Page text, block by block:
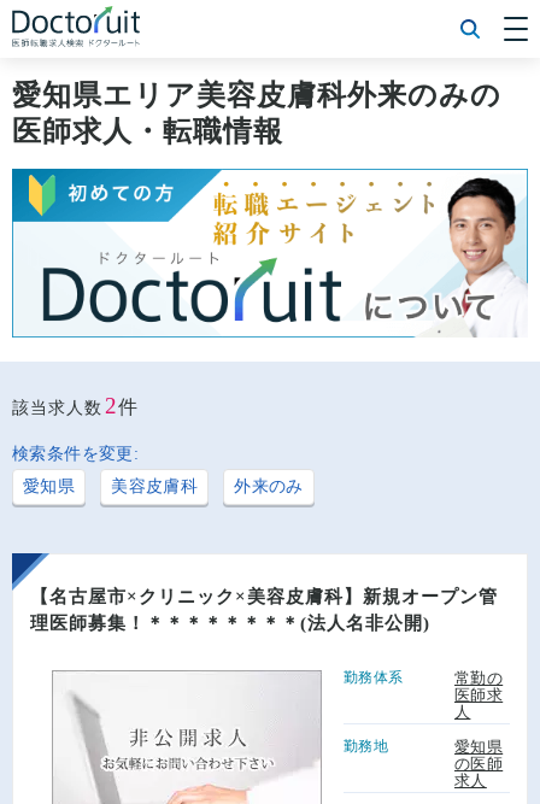
[常勤] 科目から探す
[常勤] 特徴から探す
[非常勤] エリアから探す
[非常勤] 科目から探す
Doctoruit医師転職特集
Doctoruitについて
運営者情報
プライバシーポリシー
愛知県エリア美容皮膚科外来のみの
医師求人・転職情報
該当求人数 2件
検索条件を変更:
愛知県
美容皮膚科 外来のみ
【名古屋市×クリニック×美容皮膚科】新規オープン管
理医師募集！＊＊＊＊＊＊＊＊(法人名非公開)
勤務体系
常勤の
医師求
人
勤務地
愛知県
の医師
求人